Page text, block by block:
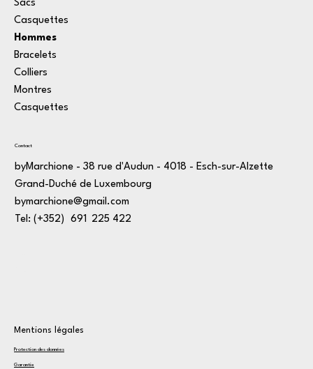
Sacs
Casquettes
Hommes
Bracelets
Colliers
Montres
Casquettes
Contact
byMarchione - 38 rue d'Audun - 4018 - Esch-sur-Alzette
Grand-Duché de Luxembourg
bymarchione@gmail.com
Tel: (+352)
691 225 422
Mentions légales
Garantie
Protection des données